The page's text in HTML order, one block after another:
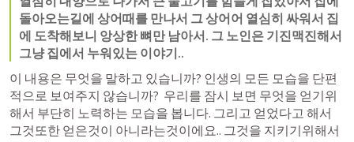
돌아오는길에 상어때를 만나서 그 상어어 열심히 싸워서 집
에 도착해보니 앙상한 뼈만 남아서. 그 노인은 기진맥진해서
그냥 집에서 누워있는 이야기..
이 내용은 무엇을 말하고 있습니까? 인생의 모든 모습을 단편
적으로 보여주지 않습니까?  우리를 잠시 보면 무엇을 얻기위
해서 부단히 노력하는 모습을 봅니다. 그리고 얻었다고 해서
그것또한 얻은것이 아니라는것이에요.. 그것을 지키기위해서